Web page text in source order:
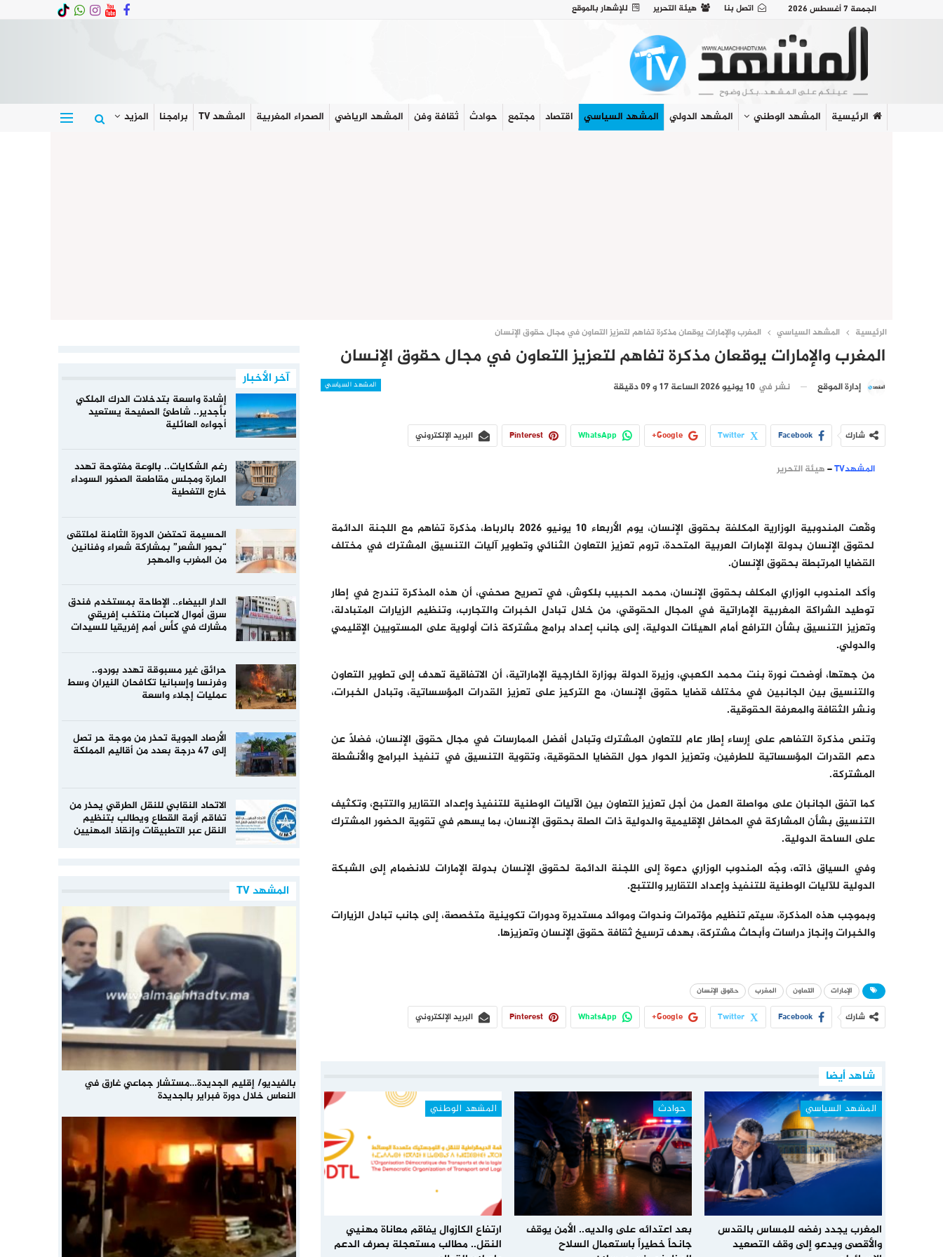
الجمعة 7 أغسطس 2026 اتصل بنا هيئة التحرير للإشهار بالموقع
الرئيسية المشهد الوطني المشهد الدولي المشهد السياسي اقتصاد مجتمع حوادث ثقافة وفن المشهد الرياضي الصحراء المغربية المشهد TV برامجنا المزيد
الرئيسية المشهد السياسي المغرب والإمارات يوقعان مذكرة تفاهم لتعزيز التعاون في مجال حقوق الإنسان
المغرب والإمارات يوقعان مذكرة تفاهم لتعزيز التعاون في مجال حقوق الإنسان
المشهد السياسي إدارة الموقع نشر في 10 يونيو 2026 الساعة 17 و 09 دقيقة
شارك Facebook
Twitter
Google+
WhatsApp
Pinterest البريد الإلكتروني
المشهدTV –هيئة التحرير
وقّعت المندوبية الوزارية المكلفة بحقوق الإنسان، يوم الأربعاء 10 يونيو 2026 بالرباط، مذكرة تفاهم مع اللجنة الدائمة
لحقوق الإنسان بدولة الإمارات العربية المتحدة، تروم تعزيز التعاون الثنائي وتطوير آليات التنسيق المشترك في مختلف
القضايا المرتبطة بحقوق الإنسان.
وأكد المندوب الوزاري المكلف بحقوق الإنسان، محمد الحبيب بلكوش، في تصريح صحفي، أن هذه المذكرة تندرج في إطار
توطيد الشراكة المغربية الإماراتية في المجال الحقوقي، من خلال تبادل الخبرات والتجارب، وتنظيم الزيارات المتبادلة،
وتعزيز التنسيق بشأن الترافع أمام الهيئات الدولية، إلى جانب إعداد برامج مشتركة ذات أولوية على المستويين الإقليمي
والدولي.
من جهتها، أوضحت نورة بنت محمد الكعبي، وزيرة الدولة بوزارة الخارجية الإماراتية، أن الاتفاقية تهدف إلى تطوير التعاون
والتنسيق بين الجانبين في مختلف قضايا حقوق الإنسان، مع التركيز على تعزيز القدرات المؤسساتية، وتبادل الخبرات،
ونشر الثقافة والمعرفة الحقوقية.
وتنص مذكرة التفاهم على إرساء إطار عام للتعاون المشترك وتبادل أفضل الممارسات في مجال حقوق الإنسان، فضلاً عن
دعم القدرات المؤسساتية للطرفين، وتعزيز الحوار حول القضايا الحقوقية، وتقوية التنسيق في تنفيذ البرامج والأنشطة
المشتركة.
كما اتفق الجانبان على مواصلة العمل من أجل تعزيز التعاون بين الآليات الوطنية للتنفيذ وإعداد التقارير والتتبع، وتكثيف
التنسيق بشأن المشاركة في المحافل الإقليمية والدولية ذات الصلة بحقوق الإنسان، بما يسهم في تقوية الحضور المشترك
على الساحة الدولية.
وفي السياق ذاته، وجّه المندوب الوزاري دعوة إلى اللجنة الدائمة لحقوق الإنسان بدولة الإمارات للانضمام إلى الشبكة
الدولية للآليات الوطنية للتنفيذ وإعداد التقارير والتتبع.
وبموجب هذه المذكرة، سيتم تنظيم مؤتمرات وندوات وموائد مستديرة ودورات تكوينية متخصصة، إلى جانب تبادل الزيارات
والخبرات وإنجاز دراسات وأبحاث مشتركة، بهدف ترسيخ ثقافة حقوق الإنسان وتعزيزها.
الإمارات التعاون المغرب حقوق الإنسان
شارك Facebook
Twitter
Google+
WhatsApp
Pinterest البريد الإلكتروني
شاهد أيضا
المشهد السياسي
المغرب يجدد رفضه للمساس بالقدس
والأقصى ويدعو إلى وقف التصعيد
حوادث
بعد اعتدائه على والديه.. الأمن يوقف
جانحاً خطيراً باستعمال السلاح
المشهد الوطني
ارتفاع الكازوال يفاقم معاناة مهنيي
النقل.. مطالب مستعجلة بصرف الدعم
آخر الأخبار
إشادة واسعة بتدخلات الدرك الملكي
بأجدير.. شاطئ الصفيحة يستعيد
أجواءه العائلية
رغم الشكايات.. بالوعة مفتوحة تهدد
المارة ومجلس مقاطعة الصخور السوداء
خارج التغطية
الحسيمة تحتضن الدورة الثامنة لملتقى
“بحور الشعر” بمشاركة شعراء وفنانين
من المغرب والمهجر
الدار البيضاء.. الإطاحة بمستخدم فندق
سرق أموال لاعبات منتخب إفريقي
مشارك في كأس أمم إفريقيا للسيدات
حرائق غير مسبوقة تهدد بوردو..
وفرنسا وإسبانيا تكافحان النيران وسط
عمليات إجلاء واسعة
الأرصاد الجوية تحذر من موجة حر تصل
إلى 47 درجة بعدد من أقاليم المملكة
الاتحاد النقابي للنقل الطرقي يحذر من
تفاقم أزمة القطاع ويطالب بتنظيم
النقل عبر التطبيقات وإنقاذ المهنيين
المشهد TV
بالفيديو/ إقليم الجديدة…مستشار جماعي غارق في
النعاس خلال دورة فبراير بالجديدة